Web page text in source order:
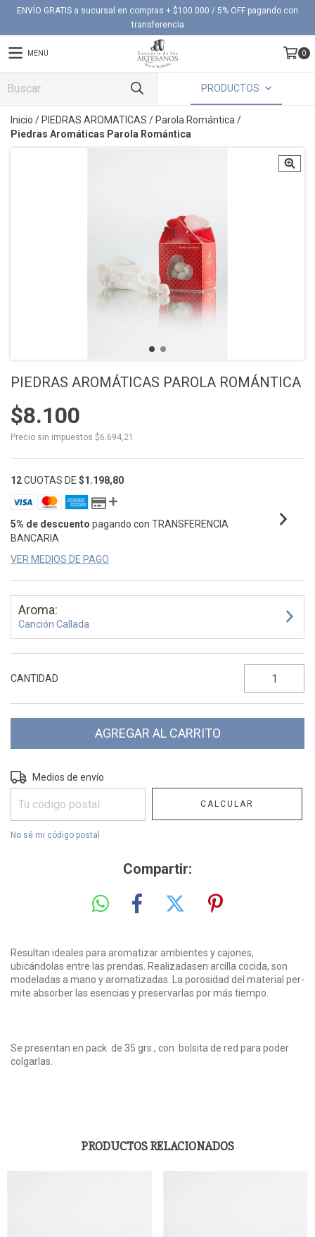
ENVÍO GRATIS a sucursal en compras + $100.000 / 5% OFF pagando con
transferencia
MENÚ 0
PRODUCTOS
Inicio / PIEDRAS AROMATICAS / Parola Romántica /
Piedras Aromáticas Parola Romántica
PIEDRAS AROMÁTICAS PAROLA ROMÁNTICA
$8.100
Precio sin impuestos $6.694,21
12CUOTAS DE $1.198,80
5% de descuento pagando con TRANSFERENCIA
BANCARIA
VER MEDIOS DE PAGO
Aroma:
Canción Callada
CANTIDAD
Entregas para el CP:
Medios de envío
CALCULAR
No sé mi código postal
Compartir:
Resultan ideales para aromatizar ambientes y cajones,
ubicándolas entre las prendas. Realizadasen arcilla cocida, son
modeladas a mano y aromatizadas. La porosidad del material per­
mite absorber las esencias y preservarlas por más tiempo.
Se presentan en pack de 35 grs., con bolsita de red para poder
colgarlas.
PRODUCTOS RELACIONADOS